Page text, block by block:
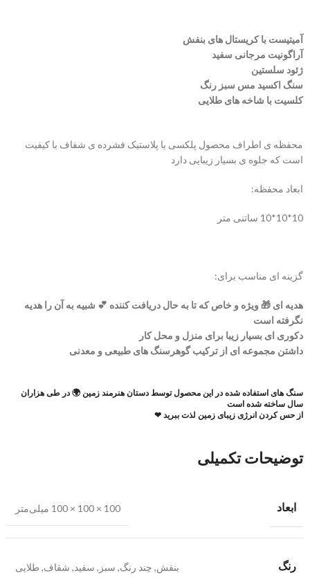
آمیتیست با کریستال های بنفش
آراگونیت مرجانی سفید
ژئود سلستین
سنگ اکسید مس سبز رنگ
کلسیت با شاخه های طلایی
محفظه ی اطراف محصول پلکسی با پلاستیک فشرده ی شفاف با کیفیت
است که جلوه ی بسیار زیبایی دارد
ابعاد محفظه:
10*10*10 ساتنی متر
گزینه ای مناسب برای:
هدیه ای 🎁 ویژه و خاص که تا به حال دریافت کننده 💕 شبیه به آن را هدیه
نگرفته است
دکوری ای بسیار زیبا برای منزل و محل کار
داشتن مجموعه ای از ترکیب گوهرسنگ های طبیعی و معدنی
سنگ های استفاده شده در این محصول توسط دستان هنرمند زمین 🌍 در طی هزاران
سال ساخته شده است
از حس کردن انرژی زیبای زمین لذت ببرید ❤
توضیحات تکمیلی
ابعاد 100 × 100 × 100 میلی‌متر
رنگ بنفش, چند رنگ, سبز , سفید, شفاف, طلایی